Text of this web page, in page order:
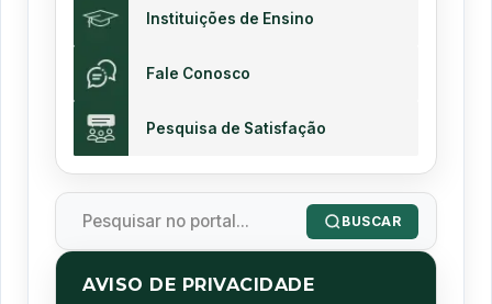
Instituições de Ensino
Fale Conosco
Pesquisa de Satisfação
BUSCAR
AVISO DE PRIVACIDADE